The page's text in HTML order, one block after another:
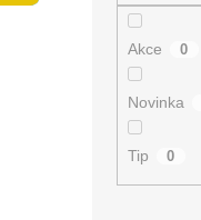
Akce 0
Novinka
Tip 0